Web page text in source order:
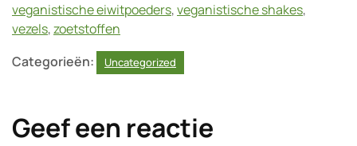
veganistische eiwitpoeders,veganistische shakes,
vezels,zoetstoffen
Categorieën:
Uncategorized
Geef een reactie